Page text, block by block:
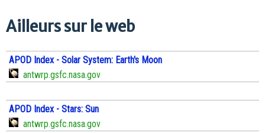
Ailleurs sur le web
APOD Index - Solar System: Earth's Moon
antwrp.gsfc.nasa.gov
APOD Index - Stars: Sun
antwrp.gsfc.nasa.gov